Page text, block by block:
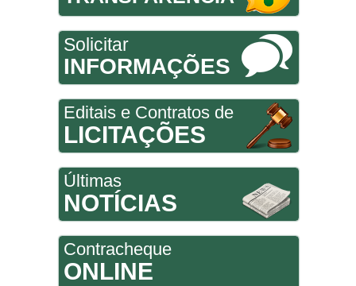
Solicitar
INFORMAÇÕES
Editais e Contratos de
LICITAÇÕES
Últimas
NOTÍCIAS
Contracheque
ONLINE